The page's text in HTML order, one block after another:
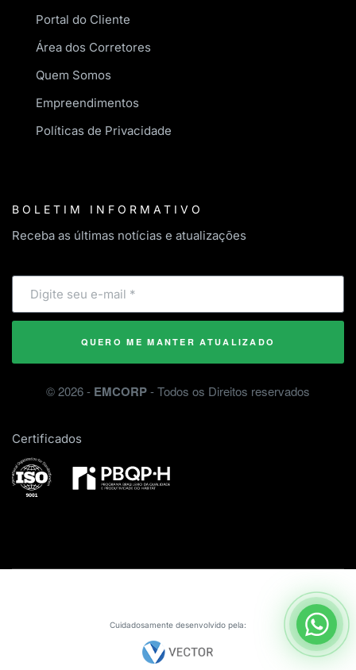
Portal do Cliente
Área dos Corretores
Quem Somos
Empreendimentos
Políticas de Privacidade
BOLETIM INFORMATIVO
Receba as últimas notícias e atualizações
QUERO ME MANTER ATUALIZADO
©2026- EMCORP- Todos os Direitos reservados
Certificados
Cuidadosamente desenvolvido pela: